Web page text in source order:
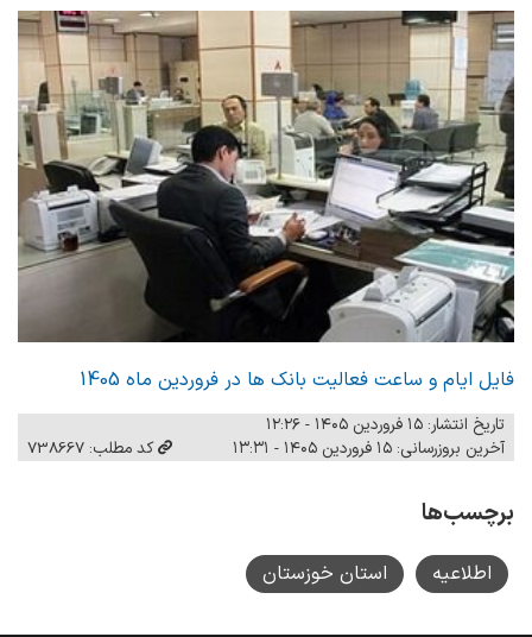
فایل ایام و ساعت فعالیت بانک ها در فروردین ماه 1405
تاریخ انتشار: ۱۵ فروردین ۱۴۰۵ - ۱۲:۲۶
آخرین بروزرسانی: ۱۵ فروردین ۱۴۰۵ - ۱۳:۳۱
کد مطلب: 738667
برچسب‌ها
اطلاعیه استان خوزستان